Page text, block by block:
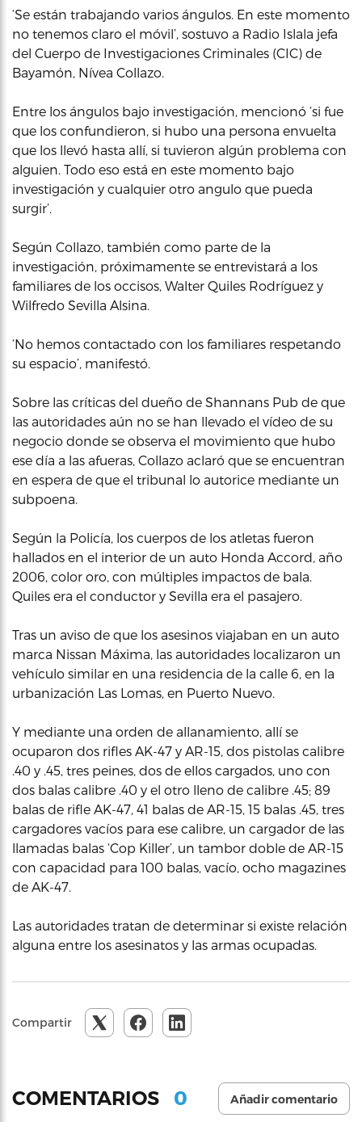
‘Se están trabajando varios ángulos. En este momento
no tenemos claro el móvil’, sostuvo a Radio Islala jefa
del Cuerpo de Investigaciones Criminales (CIC) de
Bayamón, Nívea Collazo.
Entre los ángulos bajo investigación, mencionó ‘si fue
que los confundieron, si hubo una persona envuelta
que los llevó hasta allí, si tuvieron algún problema con
alguien. Todo eso está en este momento bajo
investigación y cualquier otro angulo que pueda
surgir’.
Según Collazo, también como parte de la
investigación, próximamente se entrevistará a los
familiares de los occisos, Walter Quiles Rodríguez y
Wilfredo Sevilla Alsina.
‘No hemos contactado con los familiares respetando
su espacio’, manifestó.
Sobre las críticas del dueño de Shannans Pub de que
las autoridades aún no se han llevado el vídeo de su
negocio donde se observa el movimiento que hubo
ese día a las afueras, Collazo aclaró que se encuentran
en espera de que el tribunal lo autorice mediante un
subpoena.
Según la Policía, los cuerpos de los atletas fueron
hallados en el interior de un auto Honda Accord, año
2006, color oro, con múltiples impactos de bala.
Quiles era el conductor y Sevilla era el pasajero.
Tras un aviso de que los asesinos viajaban en un auto
marca Nissan Máxima, las autoridades localizaron un
vehículo similar en una residencia de la calle 6, en la
urbanización Las Lomas, en Puerto Nuevo.
Y mediante una orden de allanamiento, allí se
ocuparon dos rifles AK-47 y AR-15, dos pistolas calibre
.40 y .45, tres peines, dos de ellos cargados, uno con
dos balas calibre .40 y el otro lleno de calibre .45; 89
balas de rifle AK-47, 41 balas de AR-15, 15 balas .45, tres
cargadores vacíos para ese calibre, un cargador de las
llamadas balas ‘Cop Killer’, un tambor doble de AR-15
con capacidad para 100 balas, vacío, ocho magazines
de AK-47.
Las autoridades tratan de determinar si existe relación
alguna entre los asesinatos y las armas ocupadas.
Compartir
COMENTARIOS 0 Añadir comentario